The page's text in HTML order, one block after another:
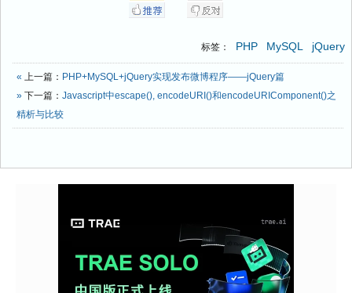
标签： PHP MySQL jQuery
« 上一篇： PHP+MySQL+jQuery实现发布微博程序——jQuery篇
» 下一篇： Javascript中escape(), encodeURI()和encodeURIComponent()之
精析与比较